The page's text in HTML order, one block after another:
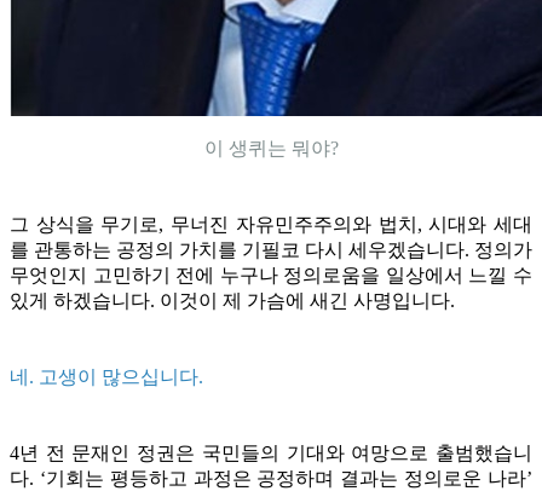
이 생퀴는 뭐야?
그 상식을 무기로, 무너진 자유민주주의와 법치, 시대와 세대
를 관통하는 공정의 가치를 기필코 다시 세우겠습니다. 정의가
무엇인지 고민하기 전에 누구나 정의로움을 일상에서 느낄 수
있게 하겠습니다. 이것이 제 가슴에 새긴 사명입니다.
네. 고생이 많으십니다.
4년 전 문재인 정권은 국민들의 기대와 여망으로 출범했습니
다. ‘기회는 평등하고 과정은 공정하며 결과는 정의로운 나라’